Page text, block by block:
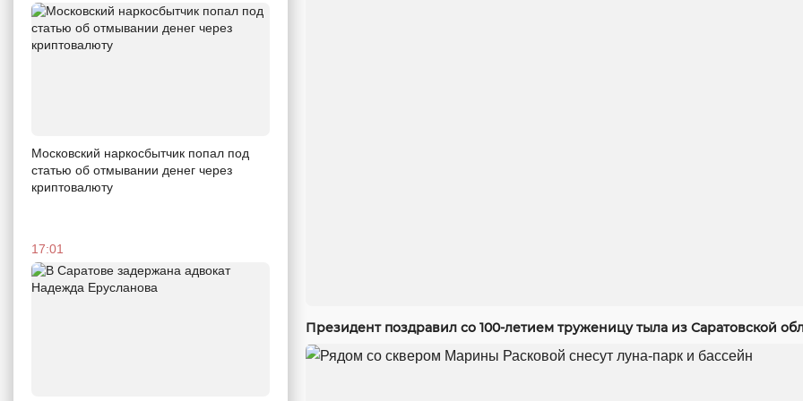
Московский наркосбытчик попал под
статью об отмывании денег через
криптовалюту
17:01
Президент поздравил со 100-летием труженицу тыла из Саратовской